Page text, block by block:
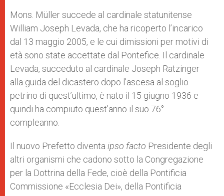
Mons. Müller succede al cardinale statunitense
William Joseph Levada, che ha ricoperto l’incarico
dal 13 maggio 2005, e le cui dimissioni per motivi di
età sono state accettate dal Pontefice. Il cardinale
Levada, succeduto al cardinale Joseph Ratzinger
alla guida del dicastero dopo l’ascesa al soglio
petrino di quest’ultimo, è nato il 15 giugno 1936 e
quindi ha compiuto quest’anno il suo 76°
compleanno.
Il nuovo Prefetto diventa ipso facto Presidente degli
altri organismi che cadono sotto la Congregazione
per la Dottrina della Fede, cioè della Pontificia
Commissione «Ecclesia Dei», della Pontificia